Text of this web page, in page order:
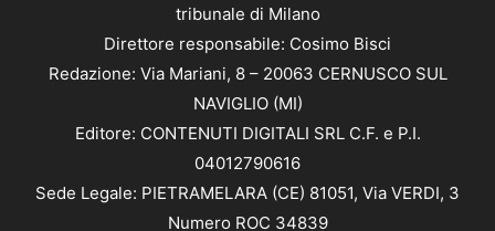
tribunale di Milano
Direttore responsabile: Cosimo Bisci
Redazione: Via Mariani, 8 – 20063 CERNUSCO SUL
NAVIGLIO (MI)
Editore: CONTENUTI DIGITALI SRL C.F. e P.I.
04012790616
Sede Legale: PIETRAMELARA (CE) 81051, Via VERDI, 3
Numero ROC 34839